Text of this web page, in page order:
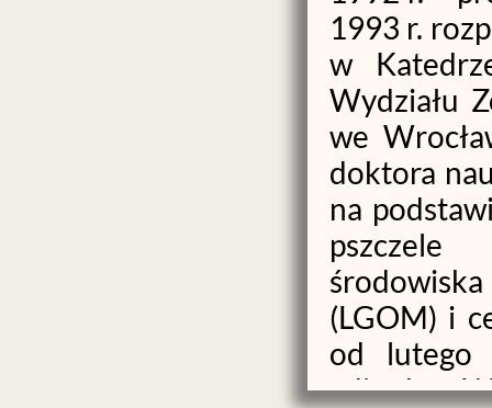
1993 r.
w
Wydziału
we
doktora
na
(LGOM) i
od lutego
adiunkta.